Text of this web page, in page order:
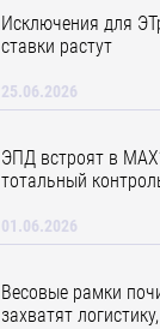
Исключения для
ставки растут
25.06.2026
ЭПД встроят в
тотальный
01.06.2026
Весовые рамки
захватят